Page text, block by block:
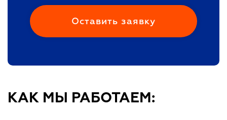
КАК МЫ РАБОТАЕМ: